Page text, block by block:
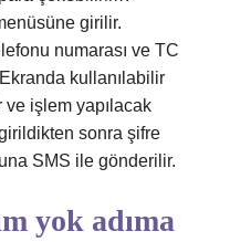
girilir.
numarası ve TC
kullanılabilir
ve işlem yapılacak
sonra şifre
SMS ile gönderilir.
yok adıma